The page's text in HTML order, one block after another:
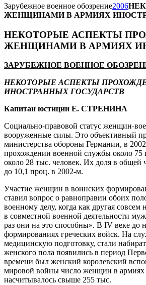
Зарубежное военное обозрение2006
ЖЕНЩИНАМИ В АРМИЯХ
НЕКОТОРЫЕ АСПЕКТЫ
ЖЕНЩИНАМИ В АРМИЯХ
ЗАРУБЕЖНОЕ ВОЕННОЕ
НЕКОТОРЫЕ АСПЕКТЫ
ИНОСТРАННЫХ ГОСУДАРСТВ
Капитан юстиции Е. СТРЕНИНА
Социально-правовой статус женщин-
вооруженные силы. Это объективный
министерства обороны Германии, в
прохождении военной службы около
около 28 тыс. человек. Их доля в общей
до 10,1 проц. в 2002-м.
Участие женщин в воинских
ставил вопрос о равноправии обоих
военному делу, когда как другая
в совместной военной деятельности
раз они на это способны». В IV веке
формированиях греческих войск. На
медицинскую подготовку, стали
женского пола появились в период
времени был женский королевский
мировой войны число женщин в армиях
насчитывалось свыше 255 тыс.